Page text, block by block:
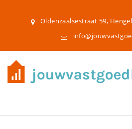
Oldenzaalsestraat 59,